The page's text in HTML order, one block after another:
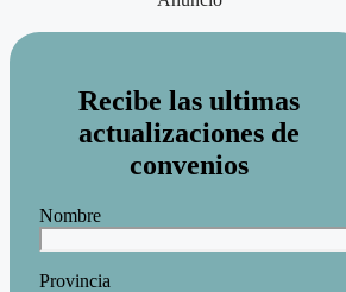
Recibe las ultimas
actualizaciones de
convenios
Nombre
Provincia